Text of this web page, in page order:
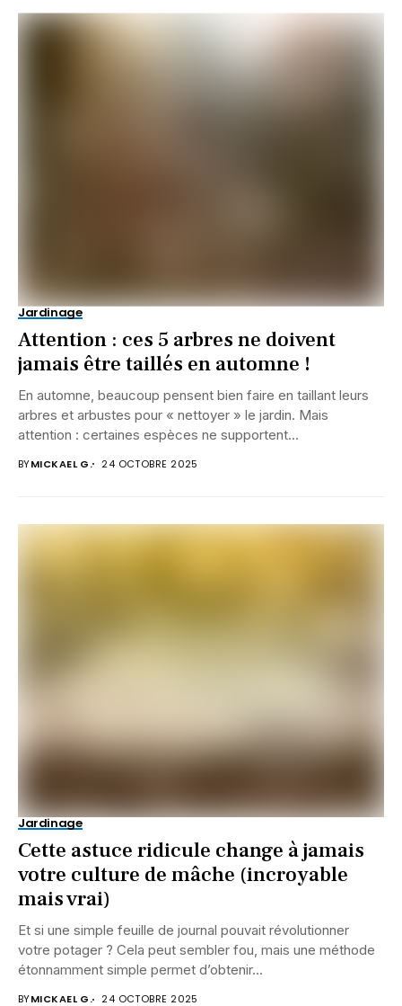
Jardinage
Attention : ces 5 arbres ne doivent
jamais être taillés en automne !
En automne, beaucoup pensent bien faire en taillant leurs
arbres et arbustes pour « nettoyer » le jardin. Mais
attention : certaines espèces ne supportent...
BYMICKAEL G. 24 OCTOBRE 2025
Jardinage
Cette astuce ridicule change à jamais
votre culture de mâche (incroyable
mais vrai)
Et si une simple feuille de journal pouvait révolutionner
votre potager ? Cela peut sembler fou, mais une méthode
étonnamment simple permet d’obtenir...
BYMICKAEL G. 24 OCTOBRE 2025